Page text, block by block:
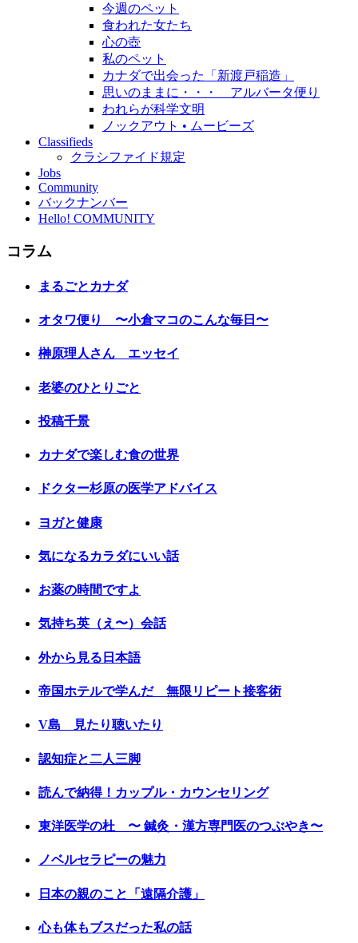
今週のペット
食われた女たち
心の壺
私のペット
カナダで出会った「新渡戸稲造」
思いのままに・・・ アルバータ便り
われらが科学文明
ノックアウト • ムービーズ
Classifieds
クラシファイド規定
Jobs
Community
バックナンバー
Hello! COMMUNITY
コラム
まるごとカナダ
オタワ便り 〜小倉マコのこんな毎日〜
榊原理人さん エッセイ
老婆のひとりごと
投稿千景
カナダで楽しむ食の世界
ドクター杉原の医学アドバイス
ヨガと健康
気になるカラダにいい話
お薬の時間ですよ
気持ち英（え〜）会話
外から見る日本語
帝国ホテルで学んだ 無限リピート接客術
V島 見たり聴いたり
認知症と二人三脚
読んで納得！カップル・カウンセリング
東洋医学の杜 〜 鍼灸・漢方専門医のつぶやき〜
ノベルセラピーの魅力
日本の親のこと「遠隔介護」
心も体もブスだった私の話